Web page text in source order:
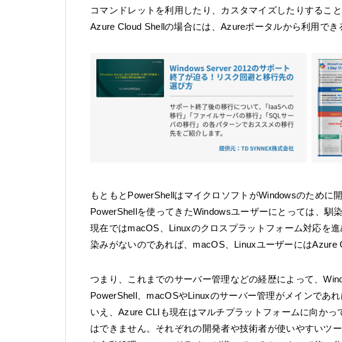
コマンドレットを利用したり、カスタマイズしたりするこ
Azure Cloud Shellの場合には、Azureポータルから利用でき
もともとPowerShellはマイクロソフトがWindowsのために
PowerShellを使ってきたWindowsユーザーにとっては、馴
現在ではmacOS、Linuxのクロスプラットフォーム対応を
染みがないのであれば、macOS、LinuxユーザーにはAzure
つまり、これまでのサーバー管理などの経歴によって、
PowerShell、macOSやLinuxのサーバー管理がメインであ
いえ、Azure CLIも現在はマルチプラットフォームに向か
はできません。それぞれの開発者や技術者が使いやすいツ